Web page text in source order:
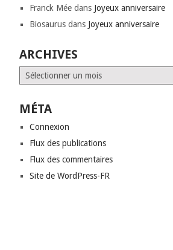
Franck Mée dans Joyeux anniversaire
Biosaurus dans Joyeux anniversaire
ARCHIVES
Archives
MÉTA
Connexion
Flux des publications
Flux des commentaires
Site de WordPress-FR